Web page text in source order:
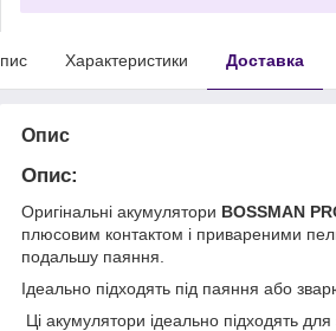
Характеристики Доставка
Опис
Опис:
Оригінальні акумулятори BOSSMAN
плюсовим контактом і привареними
подальшу паяння.
Ідеально підходять під паяння або
Ці акумулятори ідеально підходять для